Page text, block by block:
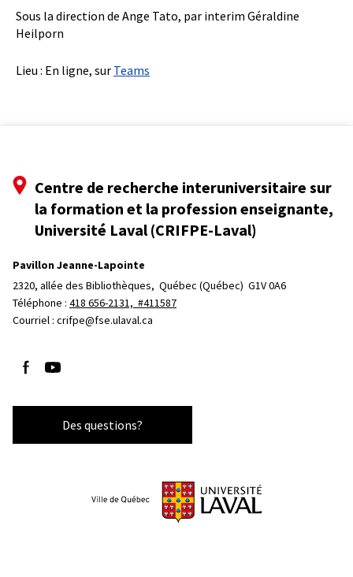
Sous la direction de Ange Tato, par interim Géraldine
Heilporn
Lieu : En ligne, sur Teams
Centre de recherche interuniversitaire sur
la formation et la profession enseignante,
Université Laval (CRIFPE-Laval)
Pavillon Jeanne-Lapointe
2320, allée des Bibliothèques, Québec (Québec)  G1V 0A6
Téléphone : 418 656-2131, #411587
Courriel : crifpe@fse.ulaval.ca
Suivez-nous sur Facebook
Suivez-nous sur YouTube
Des questions?